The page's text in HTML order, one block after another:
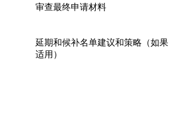
审查最终申请材料
延期和候补名单建议和策略（如果
适用）